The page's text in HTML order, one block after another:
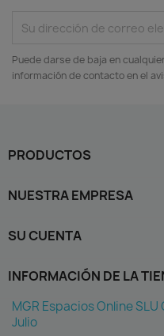
Puede darse de baja en
información de contacto en el
PRODUCTOS
NUESTRA EMPRESA
SU CUENTA
INFORMACIÓN DE LA
MGR Espacios Online
Julio